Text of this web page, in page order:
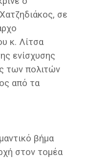
σε
κ. Λίτσα
ενίσχυσης
των πολιτών
από τα
βήμα
στον τομέα